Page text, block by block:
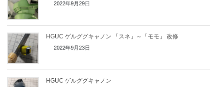
2022年9月29日
HGUC ゲルググキャノン 「スネ」～「モモ」 改修
2022年9月23日
HGUC ゲルググキャノン